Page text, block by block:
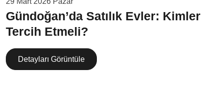
Gündoğan’da Satılık Evler: Kimler
Tercih Etmeli?
Detayları Görüntüle